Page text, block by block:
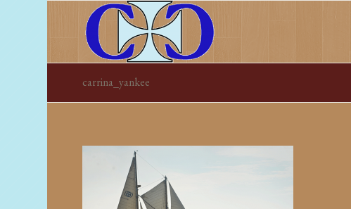
carrina_yankee